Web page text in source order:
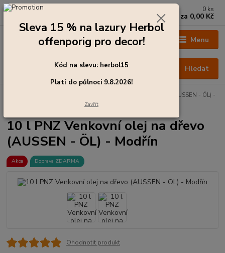
Menu
Hledat
+420 273 136 255
0 ks
za 0,00 Kč
10 l PNZ Venkovní olej na dřevo (AUSSEN - ÖL) -
10 l PNZ Venkovní olej na dřevo
(AUSSEN - ÖL) - Modřín
Akce Doprava ZDARMA
Ohodnotit produkt
Sleva 15 % na lazury Herbol
offenporig pro decor!
Kód na slevu: herbol15
Platí do půlnoci 9.8.2026!
Zavřít